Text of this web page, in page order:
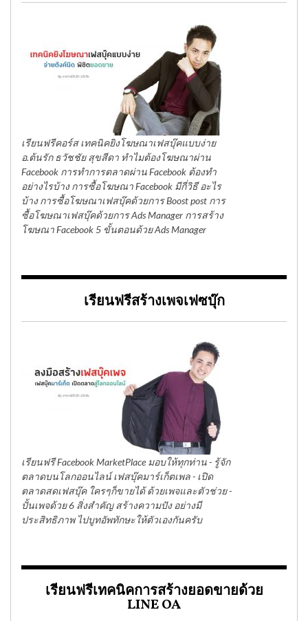
เรียนฟรีคอร์ส เทคนิคยิงโฆษณาเฟสบุ๊คแบบง่าย
อ.ต้นรัก ธวัชชัย สุขสีดา ทำไมต้องโฆษณาผ่าน
Facebook การทำการตลาดผ่าน Facebook ต้องทำ
อย่างไรบ้าง การซื้อโฆษณา Facebook มีกี่วิธี อะไร
บ้าง การซื้อโฆษณาเฟสบุ๊คด้วยการ Boost post การ
ซื้อโฆษณาเฟสบุ๊คด้วยการ Ads Manager การสร้าง
โฆษณา Facebook 5 ขั้นตอนด้วย Ads Manager
เรียนฟรีสร้างเพจเฟซบุ๊ก
เรียนฟรี Facebook MarketPlace มอบให้ทุกท่าน - รู้จัก
ตลาดบนโลกออนไลน์ เฟสบุ๊คมาร์เก็ตเพล - เปิด
ตลาดสดเฟสบุ๊ค ใครๆก็ขายได้ ด้วยเพจและตัวช่วย -
ปั้นเพจด้วย 6 สิ่งสำคัญ สร้างความปัง อย่างมี
ประสิทธิภาพ ไปบูทอัพทักษะให้ตัวเองกันครับ
เรียนฟรีเทคนิคการสร้างยอดขายด้วย
LINE OA